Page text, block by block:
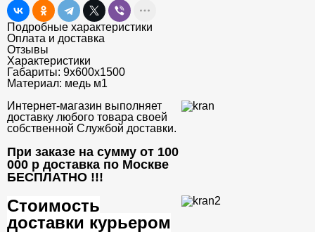
Подробные характеристики
Оплата и доставка
Отзывы
Характеристики
Габариты: 9х600х1500
Материал: медь м1
Интернет-магазин выполняет
доставку любого товара своей
собственной Службой доставки.
При заказе на сумму от 100
000 р доставка по Москве
БЕСПЛАТНО !!!
Стоимость
доставки курьером